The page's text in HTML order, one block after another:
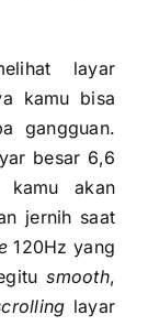
layar
kamu bisa
gangguan.
besar 6,6
kamu akan
jernih saat
120Hz yang
smooth,
layar